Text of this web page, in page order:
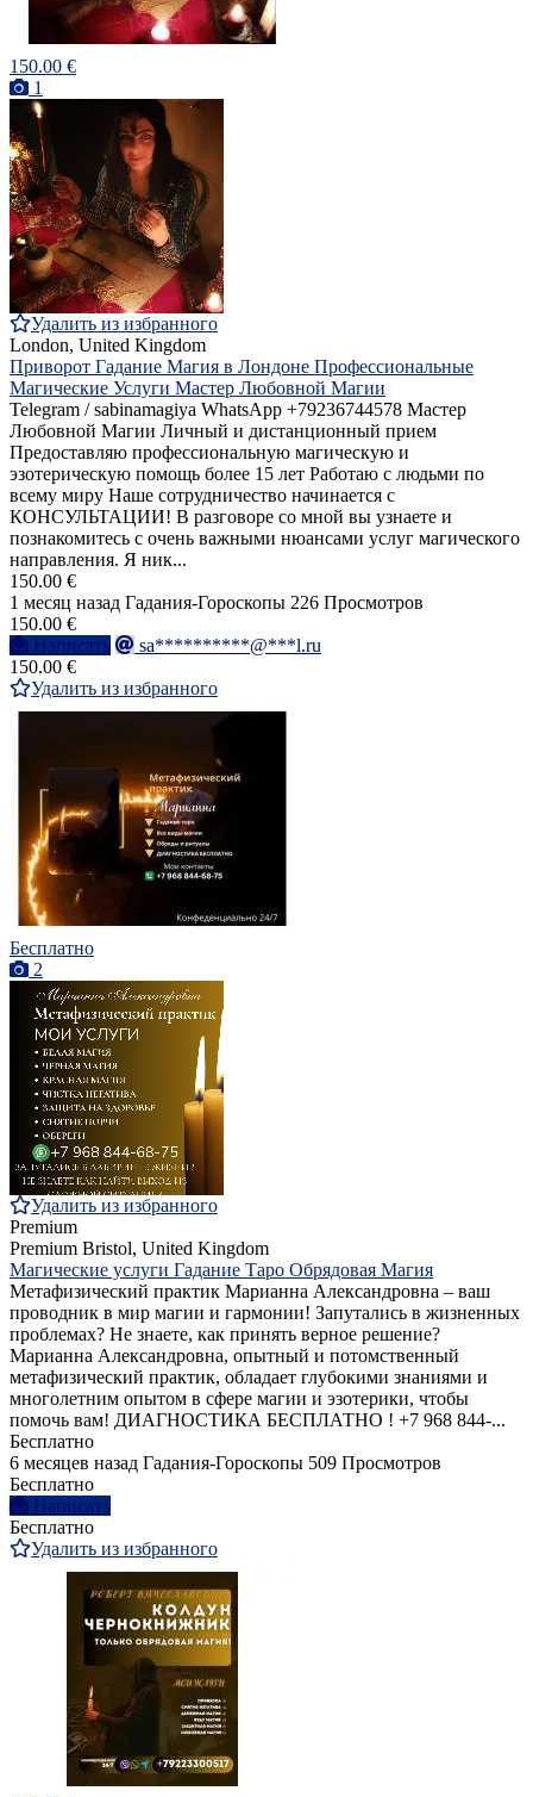
150.00 €
1
Удалить из избранного
London, United Kingdom
Приворот Гадание Магия в Лондоне Профессиональные
Магические Услуги Мастер Любовной Магии
Telegram / sabinamagiya WhatsApp +79236744578 Мастер
Любовной Магии Личный и дистанционный прием
Предоставляю профессиональную магическую и
эзотерическую помощь более 15 лет Работаю с людьми по
всему миру Наше сотрудничество начинается с
КОНСУЛЬТАЦИИ! В разговоре со мной вы узнаете и
познакомитесь с очень важными нюансами услуг магического
направления. Я ник...
150.00 €
1 месяц назад Гадания-Гороскопы 226 Просмотров
150.00 €
Написать
sa**********@***l.ru
150.00 €
Удалить из избранного
Бесплатно
2
Удалить из избранного
Premium
Premium Bristol, United Kingdom
Магические услуги Гадание Таро Обрядовая Магия
Метафизический практик Марианна Александровна – ваш
проводник в мир магии и гармонии! Запутались в жизненных
проблемах? Не знаете, как принять верное решение?
Марианна Александровна, опытный и потомственный
метафизический практик, обладает глубокими знаниями и
многолетним опытом в сфере магии и эзотерики, чтобы
помочь вам! ДИАГНОСТИКА БЕСПЛАТНО ! +7 968 844‑...
Бесплатно
6 месяцев назад Гадания-Гороскопы 509 Просмотров
Бесплатно
Написать
Бесплатно
Удалить из избранного